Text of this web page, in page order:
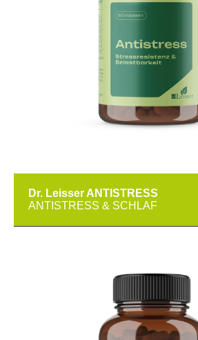
Dr. Leisser ANTISTRESS
ANTISTRESS & SCHLAF